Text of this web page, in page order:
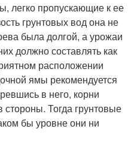
легко пропускающие к ее
грунтовых вод она не
была долгой, а урожаи
должно составлять как
расположении
ямы рекомендуется
в него, корни
стороны. Тогда грунтовые
бы уровне они ни